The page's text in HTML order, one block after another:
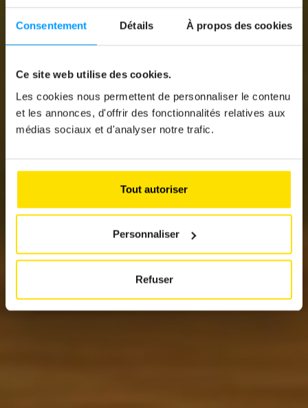
Consentement Détails À propos des cookies
Ce site web utilise des cookies.
Les cookies nous permettent de personnaliser le contenu
et les annonces, d'offrir des fonctionnalités relatives aux
médias sociaux et d'analyser notre trafic.
Tout autoriser
Personnaliser
Refuser
News
SUR LA ROUTE DE
L’INCONSCIENCE